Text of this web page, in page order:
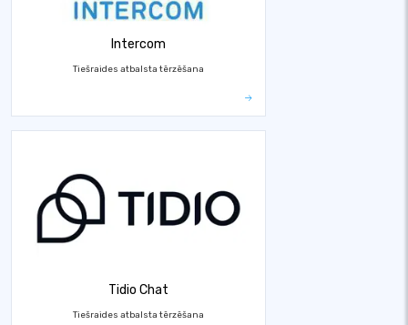
Intercom
Tiešraides atbalsta tērzēšana
Tidio Chat
Tiešraides atbalsta tērzēšana